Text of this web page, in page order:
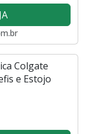
Colgate
e Estojo